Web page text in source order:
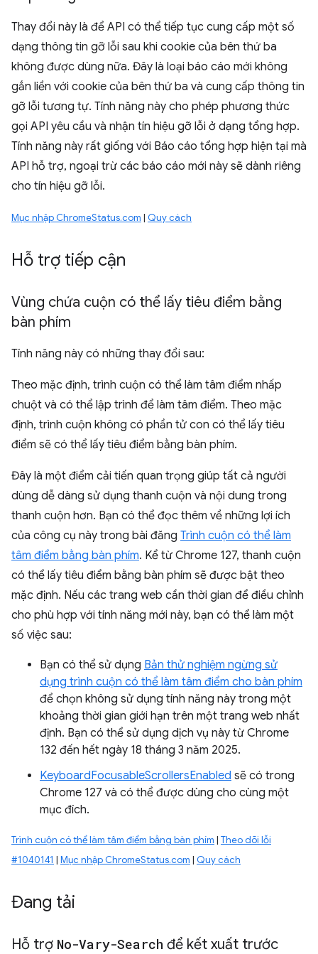
Thay đổi này là để API có thể tiếp tục cung cấp một số
dạng thông tin gỡ lỗi sau khi cookie của bên thứ ba
không được dùng nữa. Đây là loại báo cáo mới không
gắn liền với cookie của bên thứ ba và cung cấp thông tin
gỡ lỗi tương tự. Tính năng này cho phép phương thức
gọi API yêu cầu và nhận tín hiệu gỡ lỗi ở dạng tổng hợp.
Tính năng này rất giống với Báo cáo tổng hợp hiện tại mà
API hỗ trợ, ngoại trừ các báo cáo mới này sẽ dành riêng
cho tín hiệu gỡ lỗi.
Mục nhập ChromeStatus.com | Quy cách
Hỗ trợ tiếp cận
Vùng chứa cuộn có thể lấy tiêu điểm bằng
bàn phím
Tính năng này có những thay đổi sau:
Theo mặc định, trình cuộn có thể làm tâm điểm nhấp
chuột và có thể lập trình để làm tâm điểm. Theo mặc
định, trình cuộn không có phần tử con có thể lấy tiêu
điểm sẽ có thể lấy tiêu điểm bằng bàn phím.
Đây là một điểm cải tiến quan trọng giúp tất cả người
dùng dễ dàng sử dụng thanh cuộn và nội dung trong
thanh cuộn hơn. Bạn có thể đọc thêm về những lợi ích
của công cụ này trong bài đăng Trình cuộn có thể làm
tâm điểm bằng bàn phím. Kể từ Chrome 127, thanh cuộn
có thể lấy tiêu điểm bằng bàn phím sẽ được bật theo
mặc định. Nếu các trang web cần thời gian để điều chỉnh
cho phù hợp với tính năng mới này, bạn có thể làm một
số việc sau:
Bạn có thể sử dụng Bản thử nghiệm ngừng sử
dụng trình cuộn có thể làm tâm điểm cho bàn phím
để chọn không sử dụng tính năng này trong một
khoảng thời gian giới hạn trên một trang web nhất
định. Bạn có thể sử dụng dịch vụ này từ Chrome
132 đến hết ngày 18 tháng 3 năm 2025.
KeyboardFocusableScrollersEnabled sẽ có trong
Chrome 127 và có thể được dùng cho cùng một
mục đích.
Trình cuộn có thể làm tâm điểm bằng bàn phím | Theo dõi lỗi
#1040141 | Mục nhập ChromeStatus.com | Quy cách
Đang tải
Hỗ trợ No-Vary-Search để kết xuất trước